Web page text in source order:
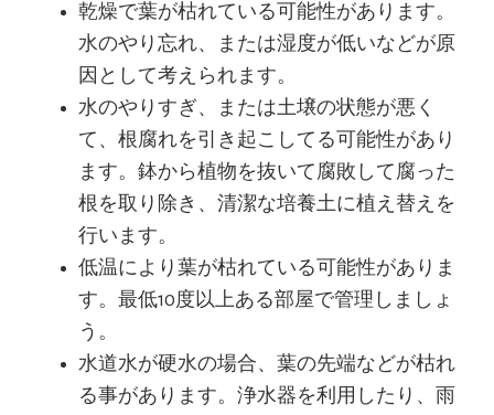
乾燥で葉が枯れている可能性があります。
水のやり忘れ、または湿度が低いなどが原
因として考えられます。
水のやりすぎ、または土壌の状態が悪く
て、根腐れを引き起こしてる可能性があり
ます。鉢から植物を抜いて腐敗して腐った
根を取り除き、清潔な培養土に植え替えを
行います。
低温により葉が枯れている可能性がありま
す。最低10度以上ある部屋で管理しましょ
う。
水道水が硬水の場合、葉の先端などが枯れ
る事があります。浄水器を利用したり、雨